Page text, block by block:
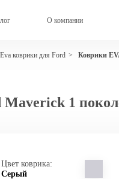
О компании
Eva коврики для Ford > Коврики
1
Цвет коврика:
Серый